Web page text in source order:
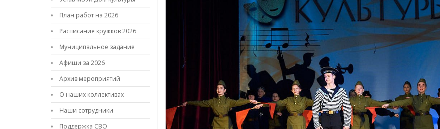
План работ на 2026
Расписание кружков 2026
Муниципальное задание
Афиши за 2026
Архив мероприятий
О наших коллективах
Наши сотрудники
Поддержка СВО